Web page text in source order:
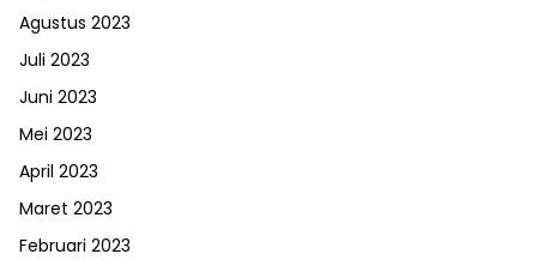
Agustus 2023
Juli 2023
Juni 2023
Mei 2023
April 2023
Maret 2023
Februari 2023